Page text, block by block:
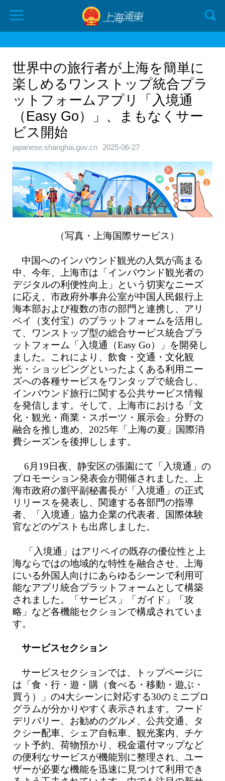
世界中の旅行者が上海を簡単に
楽しめるワンストップ統合プラ
ットフォームアプリ「入境通
（Easy Go）」、まもなくサー
ビス開始
japanese.shanghai.gov.cn 2025-06-27
（写真・上海国際サービス）
中国へのインバウンド観光の人気が高まる
中、今年、上海市は「インバウンド観光者の
デジタルの利便性向上」という切実なニーズ
に応え、市政府外事弁公室が中国人民銀行上
海本部および複数の市の部門と連携し、アリ
ペイ（支付宝）のプラットフォームを活用し
て、ワンストップ型の総合サービス統合プラ
ットフォーム「入境通（Easy Go）」を開発し
ました。これにより、飲食・交通・文化観
光・ショッピングといったよくある利用ニー
ズへの各種サービスをワンタップで統合し、
インバウンド旅行に関する公共サービス情報
を発信します。そして、上海市における「文
化・観光・商業・スポーツ・展示会」分野の
融合を推し進め、2025年「上海の夏」国際消
費シーズンを後押しします。
6月19日夜、静安区の張園にて「入境通」の
プロモーション発表会が開催されました。上
海市政府の劉平副秘書長が「入境通」の正式
リリースを発表し、関連する各部門の指導
者、「入境通」協力企業の代表者、国際体験
官などのゲストも出席しました。
「入境通」はアリペイの既存の優位性と上
海ならではの地域的な特性を融合させ、上海
にいる外国人向けにあらゆるシーンで利用可
能なアプリ統合プラットフォームとして構築
されました。「サービス」「ガイド」「攻
略」など各機能セクションで構成されていま
す。
サービスセクション
サービスセクションでは、トップページに
は「食・行・遊・購（食べる・移動・遊ぶ・
買う）」の4大シーンに対応する30のミニプロ
グラムが分かりやすく表示されます。フード
デリバリー、お勧めのグルメ、公共交通、タ
クシー配車、シェア自転車、観光案内、チケ
ット予約、荷物預かり、税金還付マップなど
の便利なサービスが機能別に整理され、ユー
ザーが必要な機能を迅速に見つけて利用でき